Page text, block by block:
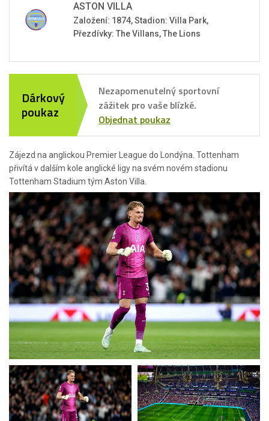
Zájezd na anglickou Premier League do Londýna. Tottenham
přivítá v dalším kole anglické ligy na svém novém stadionu
Tottenham Stadium tým Aston Villa.
ASTON VILLA
Založení: 1874, Stadion: Villa Park,
Přezdívky: The Villans, The Lions
Dárkový
poukaz
Nezapomenutelný sportovní
zážitek pro vaše blízké.
Objednat poukaz